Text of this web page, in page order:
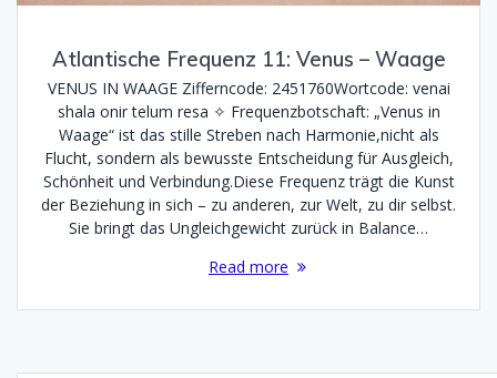
Atlantische Frequenz 11: Venus – Waage
VENUS IN WAAGE Zifferncode: 2451760Wortcode: venai
shala onir telum resa ✧ Frequenzbotschaft: „Venus in
Waage“ ist das stille Streben nach Harmonie,nicht als
Flucht, sondern als bewusste Entscheidung für Ausgleich,
Schönheit und Verbindung.Diese Frequenz trägt die Kunst
der Beziehung in sich – zu anderen, zur Welt, zu dir selbst.
Sie bringt das Ungleichgewicht zurück in Balance…
Read more